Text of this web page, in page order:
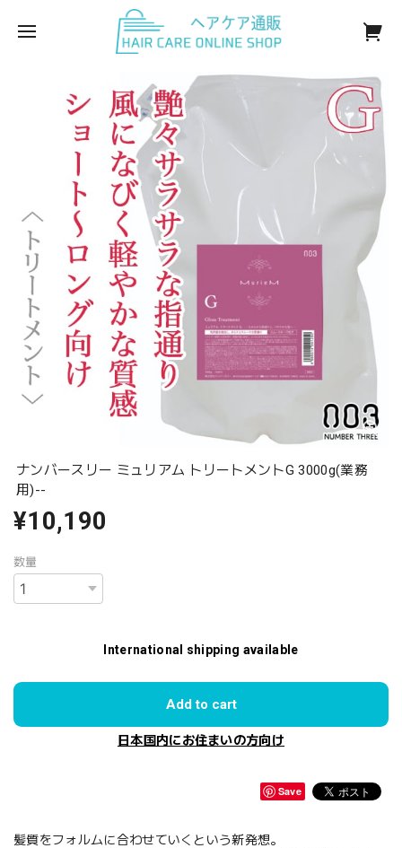
ナンバースリー ミュリアム トリートメントG 3000g(業務
用)--
¥10,190
数量
International shipping available
Add to cart
日本国内にお住まいの方向け
Save
髪質をフォルムに合わせていくという新発想。